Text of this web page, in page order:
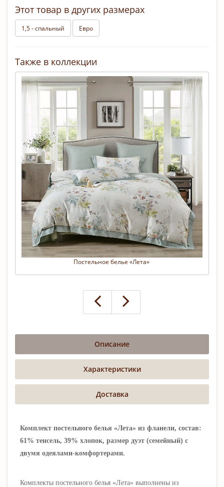
Этот товар в других размерах
1,5 - спальный Евро
Также в коллекции
Постельное белье «Лета»
Описание
Характеристики
Доставка
Комплект постельного белья «Лета» из фланели, состав:
61% тенсель, 39% хлопок, размер дуэт (семейный) с
двумя одеялами-комфортерами.
Комплекты постельного белья «Лета» выполнены из